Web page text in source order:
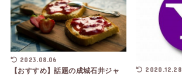
2023.08.06
【おすすめ】話題の成城石井ジャ
2020.12.28